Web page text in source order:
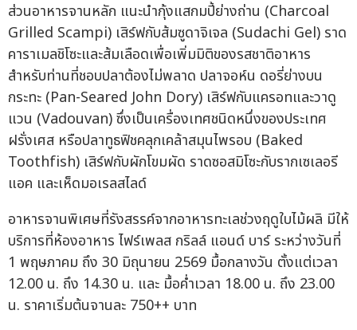
ส่วนอาหารจานหลัก แนะนำกุ้งแสกมปี้ย่างถ่าน (Charcoal
Grilled Scampi) เสิร์ฟกับส้มซูดาจิเจล (Sudachi Gel) ราด
คาราเมลชิโซะและส้มเลือดเพื่อเพิ่มมิติของรสชาติอาหาร
สำหรับท่านที่ชอบปลาต้องไม่พลาด ปลาจอห์น ดอรี่ย่างบน
กระทะ (Pan-Seared John Dory) เสิร์ฟกับแครอทและวาดู
แวน (Vadouvan) ซึ่งเป็นเครื่องเทศชนิดหนึ่งของประเทศ
ฝรั่งเศส หรือปลาทูธฟิชคลุกเคล้าสมุนไพรอบ (Baked
Toothfish) เสิร์ฟกับผักโขมผัด ราดซอสมิโซะกับรากเซเลอรี
แอค และเห็ดมอเรลสไลด์
อาหารจานพิเศษที่รังสรรค์จากอาหารทะเลช่วงฤดูใบไม้ผลิ มีให้
บริการที่ห้องอาหาร ไฟร์เพลส กริลล์ แอนด์ บาร์ ระหว่างวันที่
1 พฤษภาคม ถึง 30 มิถุนายน 2569 มื้อกลางวัน ตั้งแต่เวลา
12.00 น. ถึง 14.30 น. และ มื้อค่ำเวลา 18.00 น. ถึง 23.00
น. ราคาเริ่มต้นจานละ 750++ บาท